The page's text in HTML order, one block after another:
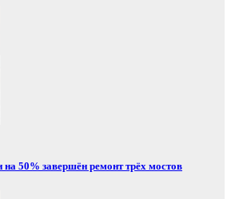
50% завершён ремонт трёх мостов